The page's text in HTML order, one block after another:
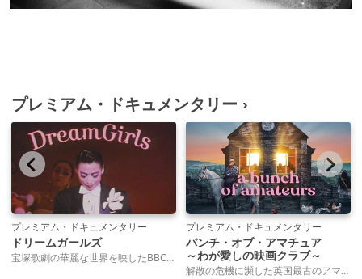
プレミアム・ドキュメンタリー ›
プレミアム・ドキュメンタリー
ドリームガールズ
宝塚歌劇の華麗な世界を映したBBCドキュメンタリーの秀作。表舞台に立つことを夢見て毎年数千人の女子学生が入学を志願する宝塚音楽学校。その経営者は男性だ。少女たちは難関を突破して入学できたとしても、男役、娘役に選ばれレビューに参加できるようになるまで何年も厳格な規律のもと下積み生活に耐えなけれなならない。本作「ドリーム・ガールズ」は、ジェンダーと性的アイデンティティ、そして現在も日本人女性がおかれている社会的矛盾について鋭い洞察をもって提示する。
プレミアム・ドキュメンタリー
バンチ・オブ・アマチュア
～わが愛しの映画クラブ～
解散の危機に瀕した英国最古のアマチュア映画クラブ。愛する映画クラブの存続をかけて奮闘するメンバーたちに思いがけない奇跡が起こる。 ブラッドフォード映画製作所はいかにも英国らしい労働者階級の人々が集まるアマチュア映画クラブだ。今や高齢化の波が押し寄せ、認知症や介護、伴侶との別れなど残酷な老いと向き合いながらも、彼らは映画という夢を追い続けている。一杯の紅茶を飲みながら映画への情熱を語り合う彼らの日々を静かに温かい眼差しで見つめたドキュメンタリー。過酷な現実、孤独深まるデジタル時代においても、空想の世界を描く心の豊かさや他者と分かち合う時間の大切さに気付かされる。